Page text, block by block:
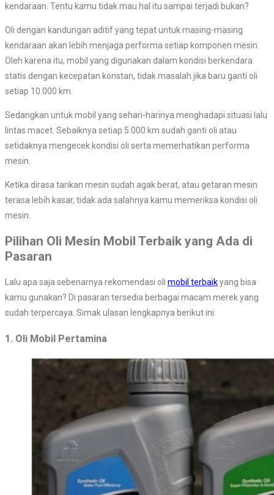
kendaraan. Tentu kamu tidak mau hal itu sampai terjadi bukan?
Oli dengan kandungan aditif yang tepat untuk masing-masing
kendaraan akan lebih menjaga performa setiap komponen mesin.
Oleh karena itu, mobil yang digunakan dalam kondisi berkendara
statis dengan kecepatan konstan, tidak masalah jika baru ganti oli
setiap 10.000 km.
Sedangkan untuk mobil yang sehari-harinya menghadapi situasi lalu
lintas macet. Sebaiknya setiap 5.000 km sudah ganti oli atau
setidaknya mengecek kondisi oli serta memerhatikan performa
mesin.
Ketika dirasa tarikan mesin sudah agak berat, atau getaran mesin
terasa lebih kasar, tidak ada salahnya kamu memeriksa kondisi oli
mesin.
Pilihan Oli Mesin Mobil Terbaik yang Ada di
Pasaran
Lalu apa saja sebenarnya rekomendasi oli mobil terbaikyang bisa
kamu gunakan? Di pasaran tersedia berbagai macam merek yang
sudah terpercaya. Simak ulasan lengkapnya berikut ini:
1. Oli Mobil Pertamina